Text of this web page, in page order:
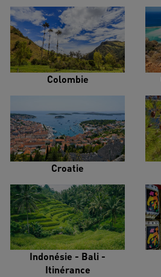
Colombie
Croatie
Indonésie - Bali -
Itinérance